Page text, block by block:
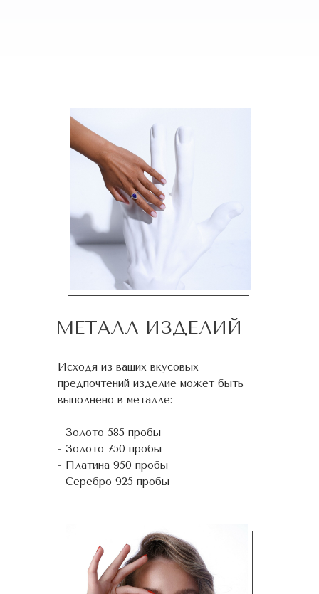
МЕТАЛЛ ИЗДЕЛИЙ
Исходя из ваших вкусовых
предпочтений изделие может быть
выполнено в металле:
- Золото 585 пробы
- Золото 750 пробы
- Платина 950 пробы
- Серебро 925 пробы